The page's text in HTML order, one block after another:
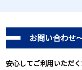
お問い合わせ
安心してご利用いただ